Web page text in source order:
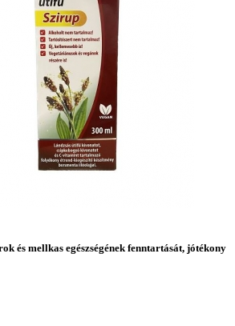
és mellkas egészségének fenntartását, jótékony